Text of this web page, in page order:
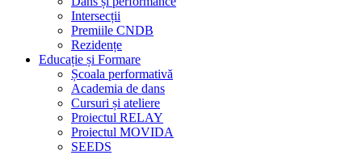
Intersecții
Premiile CNDB
Rezidențe
Educație și Formare
Școala performativă
Academia de dans
Cursuri și ateliere
Proiectul RELAY
Proiectul MOVIDA
SEEDS